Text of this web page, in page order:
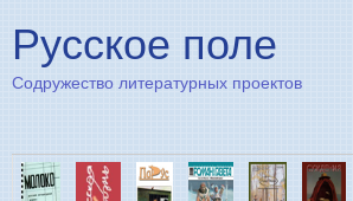
Русское поле
Содружество литературных проектов